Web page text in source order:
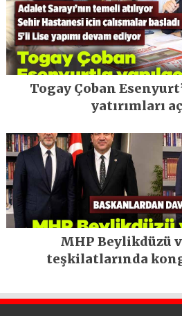
Togay Çoban
yatırımları
MHP Beylikdüzü
teşkilatlarında